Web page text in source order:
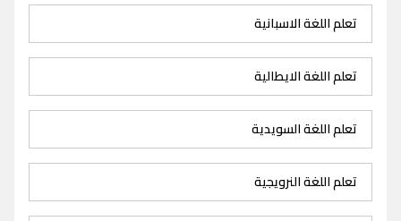
تعلم اللغة الاسبانية
تعلم اللغة الايطالية
تعلم اللغة السويدية
تعلم اللغة النرويجية